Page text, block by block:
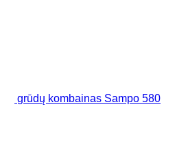
grūdų kombainas Sampo 580